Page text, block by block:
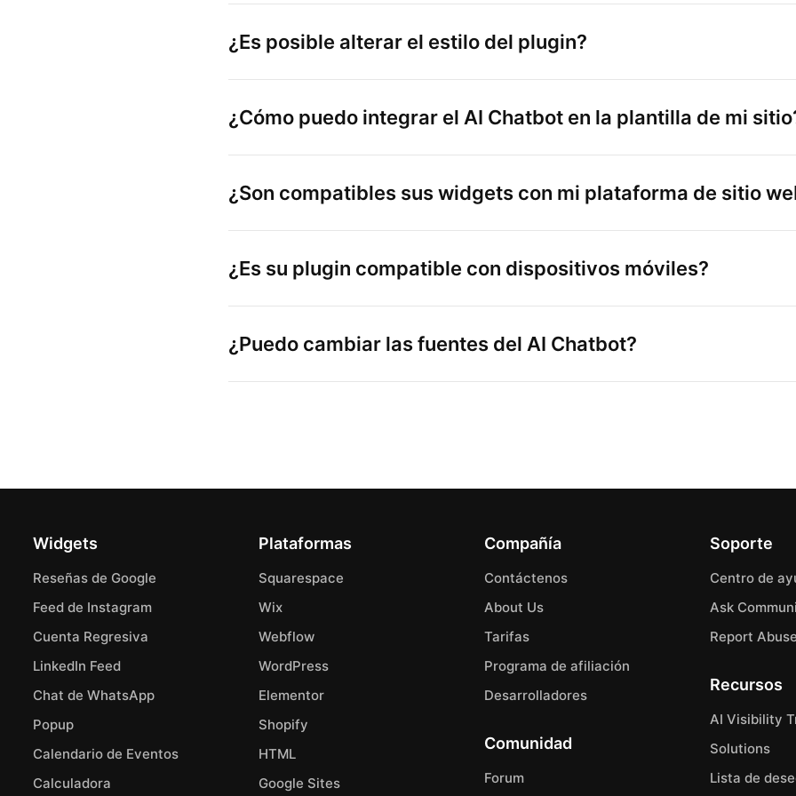
¿Es posible alterar el estilo del plugin?
¿Cómo puedo integrar el AI Chatbot en la plantilla de mi
¿Son compatibles sus widgets con mi plataforma de sitio
¿Es su plugin compatible con dispositivos móviles?
¿Puedo cambiar las fuentes del AI Chatbot?
Widgets
Reseñas de Google
Feed de Instagram
Cuenta Regresiva
LinkedIn Feed
Chat de WhatsApp
Popup
Calendario de Eventos
Calculadora
Plataformas
Squarespace
Wix
Webflow
WordPress
Elementor
Shopify
HTML
Google Sites
Compañía
Contáctenos
About Us
Tarifas
Programa de afiliación
Desarrolladores
Comunidad
Forum
Soporte
Centro de
Ask
Report Abuse
Recursos
AI Visibility
Solutions
Lista de